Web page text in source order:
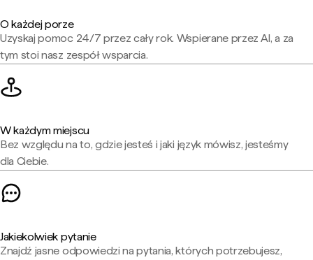
O każdej porze
Uzyskaj pomoc 24/7 przez cały rok. Wspierane przez AI, a za
tym stoi nasz zespół wsparcia.
W każdym miejscu
Bez względu na to, gdzie jesteś i jaki język mówisz, jesteśmy
dla Ciebie.
Jakiekolwiek pytanie
Znajdź jasne odpowiedzi na pytania, których potrzebujesz,